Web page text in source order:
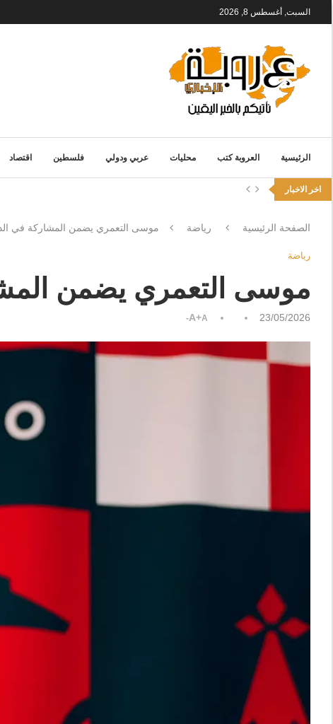
السبت, أغسطس 8, 2026
الرئيسية العروبة كتب محليات عربي ودولي فلسطين اقتصاد
اخر الاخبار
الصفحة الرئيسية رياضة موسى التعمري يضمن المشاركة في
رياضة
موسى التعمري يضمن
23/05/2026
A+A-